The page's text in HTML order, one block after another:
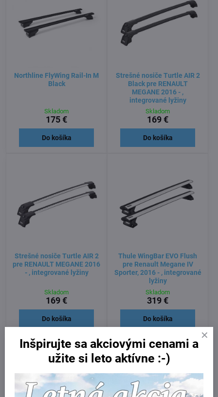
Northline FlyWing Rail-In M
Black
Skladom
175 €
Do košíka
Strešné nosiče Turtle AIR 2
Black pre RENAULT
MEGANE 2016 - ,
integrované lyžiny
Skladom
169 €
Do košíka
Strešné nosiče Turtle AIR 2
pre RENAULT MEGANE 2016
- , integrované lyžiny
Skladom
169 €
Do košíka
Thule WingBar EVO Flush
pre Renault Megane IV
Sporter, 2016 - , integrované
lyžiny
Skladom
319 €
Do košíka
Inšpirujte sa akciovými cenami a
užite si leto aktívne :-)